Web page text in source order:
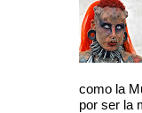
como la
por ser la